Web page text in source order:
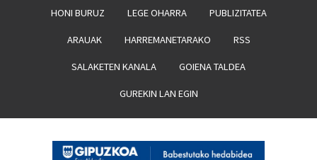
HONI BURUZ LEGE OHARRA PUBLIZITATEA
ARAUAK HARREMANETARAKO RSS
SALAKETEN KANALA GOIENA TALDEA
GUREKIN LAN EGIN